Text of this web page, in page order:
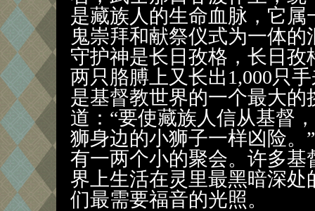
是藏族人的生命血脉，它
鬼崇拜和献祭仪式为一体
守护神是长日孜格，长日
两只胳膊上又长出1,000只
是基督教世界的一个最大的
道：“要使藏族人信从基督
狮身边的小狮子一样凶险。
有一两个小的聚会。许多
界上生活在灵里最黑暗深
们最需要福音的光照。